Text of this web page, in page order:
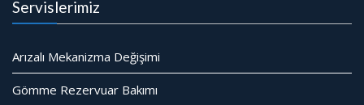
Servislerimiz
Arızalı Mekanizma Değişimi
Gömme Rezervuar Bakımı